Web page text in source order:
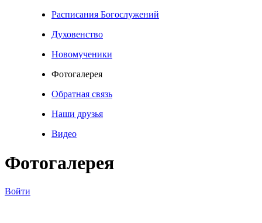
Расписания Богослужений
Духовенство
Новомученики
Фотогалерея
Обратная связь
Наши друзья
Видео
Фотогалерея
Войти